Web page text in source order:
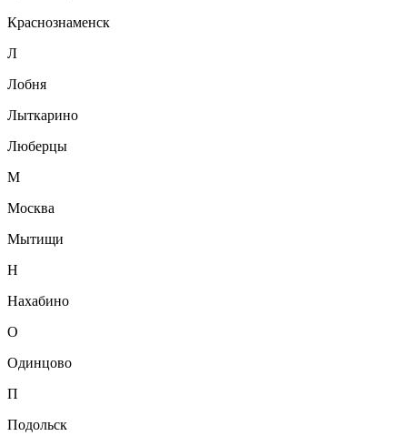
Краснознаменск
Л
Лобня
Лыткарино
Люберцы
М
Москва
Мытищи
Н
Нахабино
О
Одинцово
П
Подольск